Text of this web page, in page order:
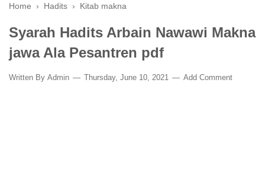
Home › Hadits › Kitab makna
Syarah Hadits Arbain Nawawi Makna
jawa Ala Pesantren pdf
Written By Admin Thursday, June 10, 2021 Add Comment